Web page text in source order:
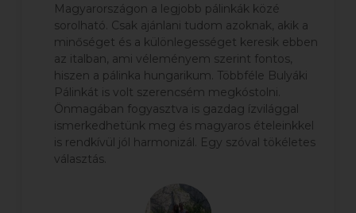
Magyarországon a legjobb pálinkák közé
sorolható. Csak ajánlani tudom azoknak, akik a
minőséget és a különlegességet keresik ebben
az italban, ami véleményem szerint fontos,
hiszen a pálinka hungarikum. Többféle Bulyáki
Pálinkát is volt szerencsém megkóstolni.
Önmagában fogyasztva is gazdag ízvilággal
ismerkedhetünk meg és magyaros ételeinkkel
is rendkívül jól harmonizál. Egy szóval tökéletes
választás.